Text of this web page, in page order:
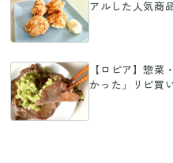
アルした人気商
【ロピア】惣
かった」リピ買